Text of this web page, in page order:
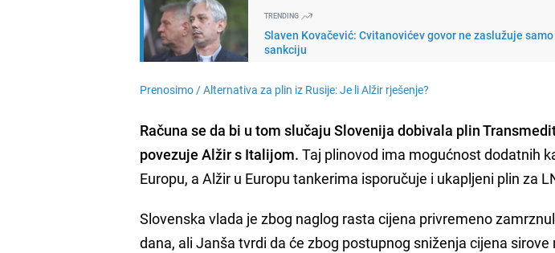
TRENDING
Slaven Kovačević: Cvitanovićev govor ne zaslužuje
sankciju
Prenosimo /Alternativa za plin iz Rusije: Je li Alžir rješenje?
Računa se da bi u tom slučaju Slovenija dobivala plin
povezuje Alžir s Italijom. Taj plinovod ima mogućnost dodatnih
Europu, a Alžir u Europu tankerima isporučuje i ukapljeni plin za
Slovenska vlada je zbog naglog rasta cijena privremeno
dana, ali Janša tvrdi da će zbog postupnog sniženja cijena